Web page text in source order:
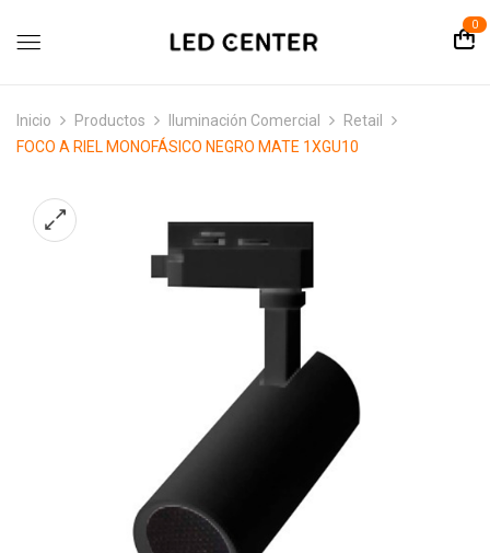
0
Inicio Productos Iluminación Comercial
Retail
FOCO A RIEL MONOFÁSICO NEGRO MATE 1XGU10